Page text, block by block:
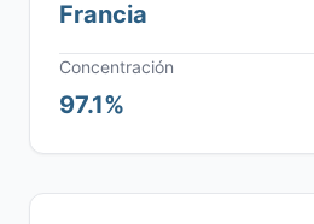
Francia
Concentración
97.1%